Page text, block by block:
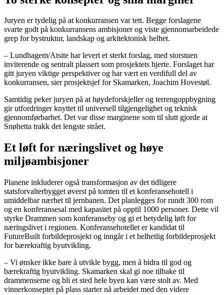
Juryen er tydelig på at konkurransen var tett. Begge forslagene
svarte godt på konkurransens ambisjoner og viste gjennomarbeidede
grep for bystruktur, landskap og arkitektonisk helhet.
– Lundhagem/Atsite har levert et sterkt forslag, med storstuen
inviterende og sentralt plassert som prosjektets hjerte. Forslaget har
gitt juryen viktige perspektiver og har vært en verdifull del av
konkurransen, sier prosjektsjef for Skamarken, Joachim Hovestøl.
Samtidig peker juryen på at høydeforskjeller og terrengoppbygning
gir utfordringer knyttet til universell tilgjengelighet og teknisk
gjennomførbarhet. Det var disse marginene som til slutt gjorde at
Snøhetta trakk det lengste strået.
Et løft for næringslivet og høye
miljøambisjoner
Planene inkluderer også transformasjon av det tidligere
statsforvalterbygget øverst på tomten til et konferansehotell i
umiddelbar nærhet til jernbanen. Det planlegges for rundt 300 rom
og en konferansesal med kapasitet på opptil 1000 personer. Dette vil
styrke Drammen som konferanseby og gi et betydelig løft for
næringslivet i regionen. Konferansehotellet er kandidat til
FutureBuilt forbildeprosjekt og inngår i et helhetlig forbildeprosjekt
for bærekraftig byutvikling.
– Vi ønsker ikke bare å utvikle bygg, men å bidra til god og
bærekraftig byutvikling. Skamarken skal gi noe tilbake til
drammenserne og bli et sted hele byen kan være stolt av. Med
vinnerkonseptet på plass starter nå arbeidet med den videre